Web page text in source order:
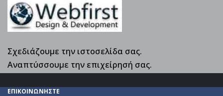
Σχεδιάζουμε την ιστοσελίδα σας.
Αναπτύσσουμε την επιχείρησή σας.
ΕΠΙΚΟΙΝΩΝΗΣΤΕ